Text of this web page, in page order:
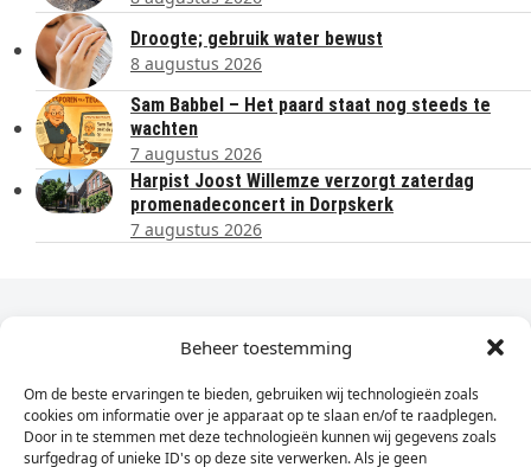
Beheer toestemming
Om de beste ervaringen te bieden, gebruiken wij technologieën zoals
cookies om informatie over je apparaat op te slaan en/of te raadplegen.
Door in te stemmen met deze technologieën kunnen wij gegevens zoals
surfgedrag of unieke ID's op deze site verwerken. Als je geen
Droogte; gebruik water bewust
8 augustus 2026
Sam Babbel – Het paard staat nog steeds te
wachten
7 augustus 2026
Harpist Joost Willemze verzorgt zaterdag
promenadeconcert in Dorpskerk
7 augustus 2026
Dagelijks het laatste nieuws in je e-mail?
Vul
hier
je